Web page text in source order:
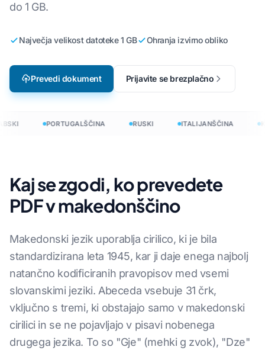
do 1 GB.
Največja velikost datoteke 1 GB Ohranja izvirno obliko
Prevedi dokument Prijavite se brezplačno
PORTUGALŠČINA RUSKI ITALIJANŠČINA
Kaj se zgodi, ko prevedete
PDF v makedonščino
Makedonski jezik uporablja cirilico, ki je bila
standardizirana leta 1945, kar ji daje enega najbolj
natančno kodificiranih pravopisov med vsemi
slovanskimi jeziki. Abeceda vsebuje 31 črk,
vključno s tremi, ki obstajajo samo v makedonski
cirilici in se ne pojavljajo v pisavi nobenega
drugega jezika. To so "Gje" (mehki g zvok), "Dze"